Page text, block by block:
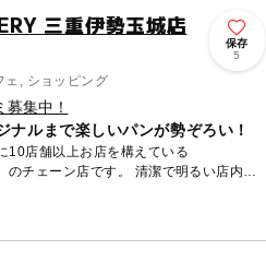
三重伊勢玉城店
ェ, ショッピング
保存
5
募集中！
ナルまで楽しいパンが勢ぞろい！
10店舗以上お店を構えている
のチェーン店です。 清潔で明るい店内に